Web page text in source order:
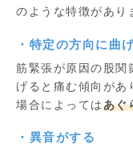
のような特徴があり
・特定の方向に曲
筋緊張が原因の股関
げると痛む傾向があ
場合によってはあぐ
・異音がする